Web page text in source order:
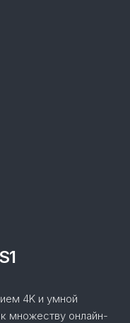
4K и умной
множеству онлайн-